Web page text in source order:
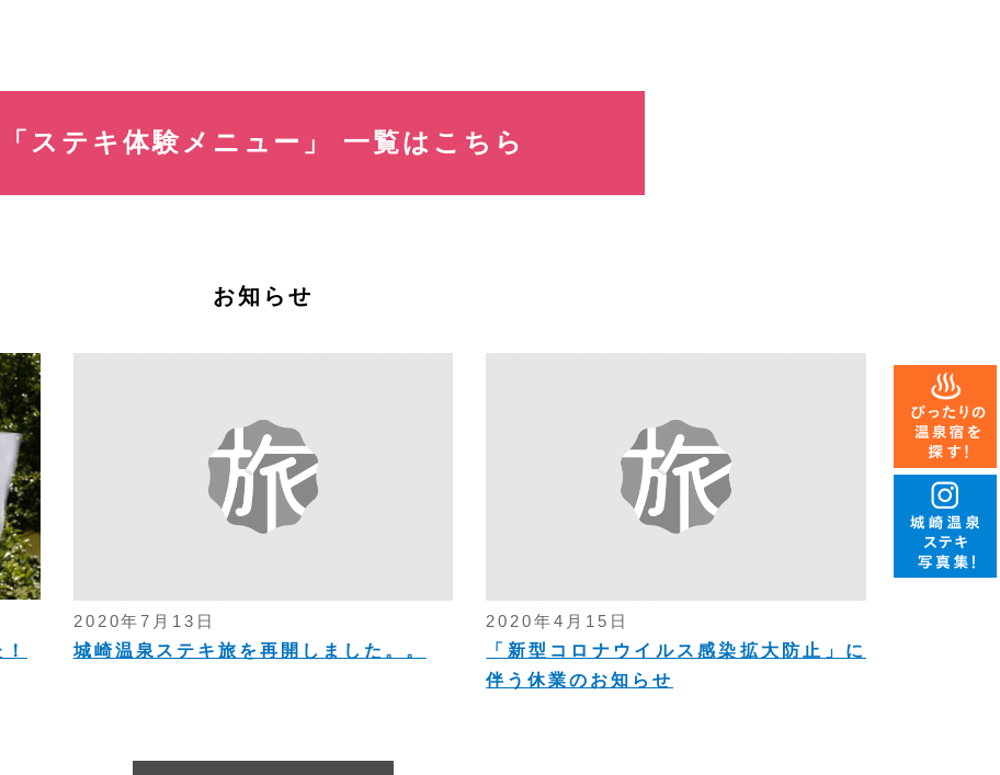
「ステキ体験メニュー」 一覧はこちら
お知らせ
2020年7月13日
城崎温泉ステキ旅を再開しました。。
2020年4月15日
「新型コロナウイルス感染拡大防止」に
伴う休業のお知らせ